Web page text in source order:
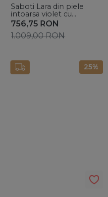
Saboti Lara din piele
intoarsa violet cu
accesoriu auriu
756,75 RON
1.009,00RON
25%